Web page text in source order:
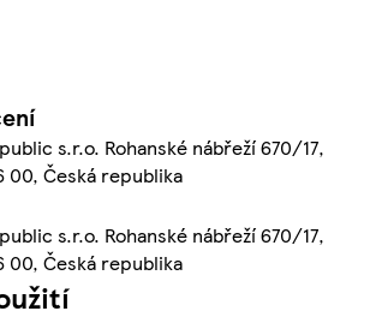
s.r.o. Rohanské nábřeží 670/17,
00, Česká republika
s.r.o. Rohanské nábřeží 670/17,
00, Česká republika